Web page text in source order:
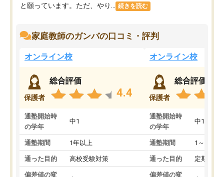
と願っています。ただ、やり...
続きを読む
家庭教師のガンバの口コミ・評判
オンライン校
保護者
総合評価
4.4
通塾開始時
の学年
中1
通塾期間 1年以上
通った目的 高校受験対策
偏差値の変
オンライン校
保護者
総合評価
通塾開始時
の学年
中1
通塾期間 1～3ヵ月
通った目的 定期テス
偏差値の変